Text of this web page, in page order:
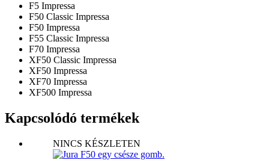
F5 Impressa
F50 Classic Impressa
F50 Impressa
F55 Classic Impressa
F70 Impressa
XF50 Classic Impressa
XF50 Impressa
XF70 Impressa
XF500 Impressa
Kapcsolódó termékek
NINCS KÉSZLETEN